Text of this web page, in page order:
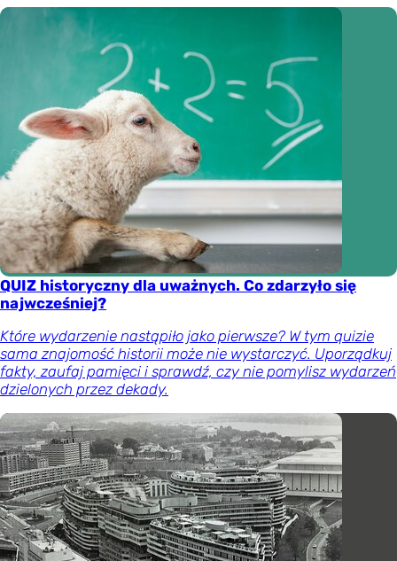
QUIZ historyczny dla uważnych. Co zdarzyło się
najwcześniej?
Które wydarzenie nastąpiło jako pierwsze? W tym quizie
sama znajomość historii może nie wystarczyć. Uporządkuj
fakty, zaufaj pamięci i sprawdź, czy nie pomylisz wydarzeń
dzielonych przez dekady.